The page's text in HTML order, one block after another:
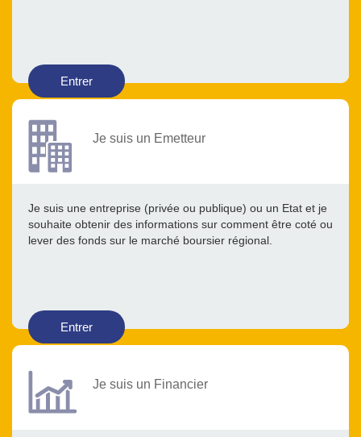
Entrer
Je suis un Emetteur
Je suis une entreprise (privée ou publique) ou un Etat et je
souhaite obtenir des informations sur comment être coté ou
lever des fonds sur le marché boursier régional.
Entrer
Je suis un Financier